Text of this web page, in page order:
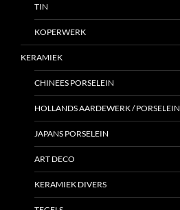
TIN
KOPERWERK
KERAMIEK
CHINEES PORSELEIN
HOLLANDS AARDEWERK / PORSELEIN
JAPANS PORSELEIN
ART DECO
KERAMIEK DIVERS